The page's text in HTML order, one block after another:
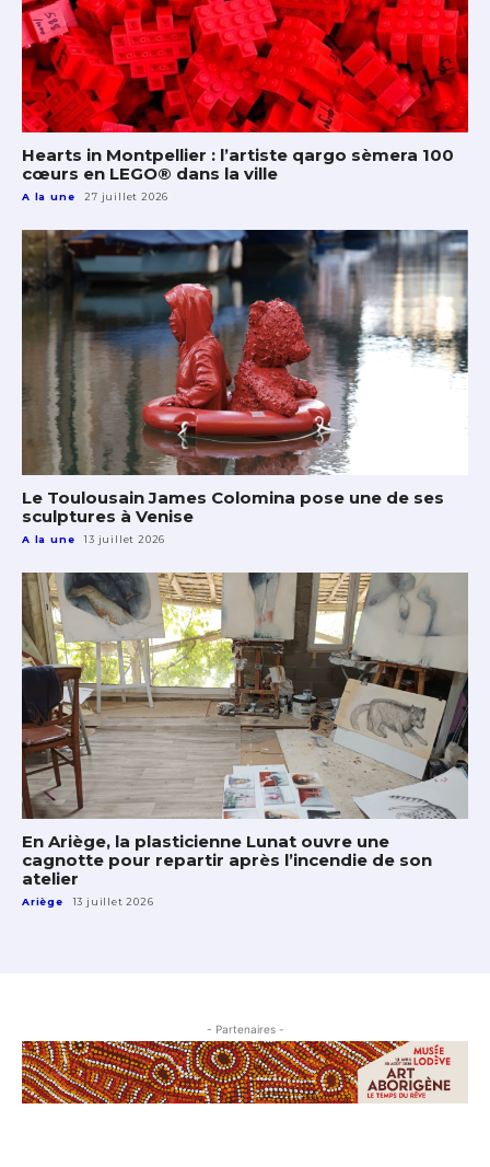
Hearts in Montpellier : l’artiste qargo sèmera 100
cœurs en LEGO® dans la ville
A la une 27 juillet 2026
Le Toulousain James Colomina pose une de ses
sculptures à Venise
A la une 13 juillet 2026
En Ariège, la plasticienne Lunat ouvre une
cagnotte pour repartir après l’incendie de son
atelier
Ariège 13 juillet 2026
- Partenaires -